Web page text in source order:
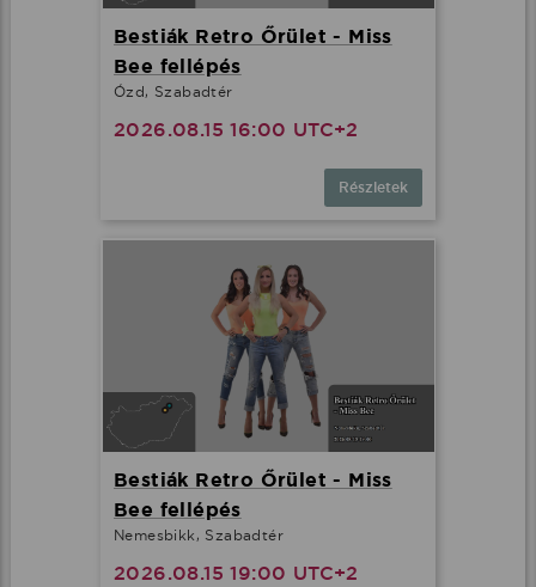
Bestiák Retro Őrület - Miss
Bee fellépés
Ózd, Szabadtér
2026.08.15 16:00 UTC+2
Részletek
Bestiák Retro Őrület - Miss
Bee fellépés
Nemesbikk, Szabadtér
2026.08.15 19:00 UTC+2